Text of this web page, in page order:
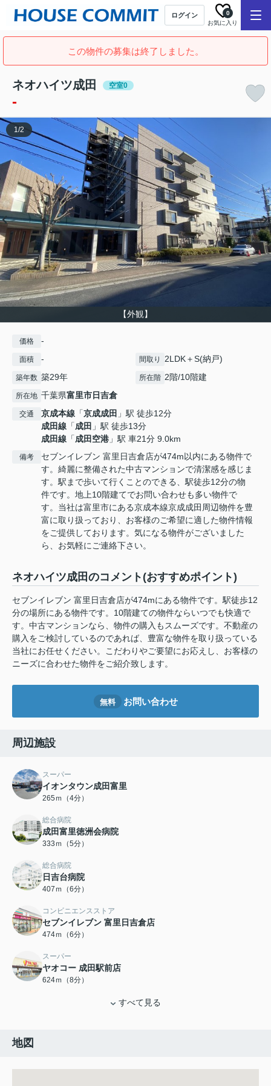
ログイン
お気に入り
0
この物件の募集は終了しました。
ネオハイツ成田 空室0
-
【外観】
1/2
価格 -
面積 - 間取り 2LDK＋S(納戸)
築年数 築29年 所在階 2階/10階建
所在地 千葉県富里市日吉倉
交通 京成本線 「京成成田 」駅 徒歩12分
成田線 「成田 」駅 徒歩13分
成田線 「成田空港 」駅 車21分 9.0km
備考
セブンイレブン 富里日吉倉店が474m以内にある物件で
す。綺麗に整備された中古マンションで清潔感を感じま
す。駅まで歩いて行くことのできる、駅徒歩12分の物
件です。地上10階建てでお問い合わせも多い物件で
す。当社は富里市にある京成本線京成成田周辺物件を豊
富に取り扱っており、お客様のご希望に適した物件情報
をご提供しております。気になる物件がございました
ら、お気軽にご連絡下さい。
ネオハイツ成田のコメント(おすすめポイント)
セブンイレブン 富里日吉倉店が474mにある物件です。駅徒歩12
分の場所にある物件です。10階建ての物件ならいつでも快適で
す。中古マンションなら、物件の購入もスムーズです。不動産の
購入をご検討しているのであれば、豊富な物件を取り扱っている
当社にお任せください。こだわりやご要望にお応えし、お客様の
ニーズに合わせた物件をご紹介致します。
無料 お問い合わせ
周辺施設
スーパー
イオンタウン成田富里
265ｍ（4分）
総合病院
成田富里徳洲会病院
333ｍ（5分）
総合病院
日吉台病院
407ｍ（6分）
コンビニエンスストア
セブンイレブン 富里日吉倉店
474ｍ（6分）
スーパー
ヤオコー 成田駅前店
624ｍ（8分）
すべて見る
地図